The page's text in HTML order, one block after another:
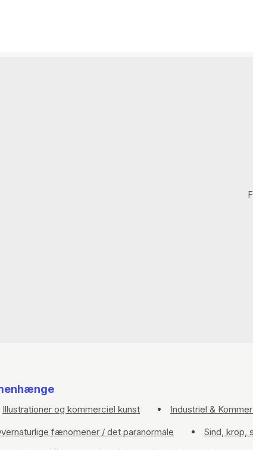
Illustrationer og kommerciel kunst Industriel &
fænomener / det paranormale Sind, krop,